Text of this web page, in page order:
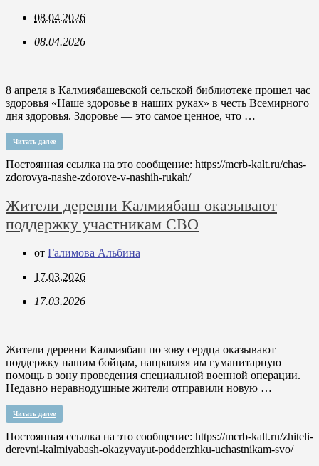
08.04.2026
08.04.2026
8 апреля в Калмиябашевской сельской библиотеке прошел час
здоровья «Наше здоровье в наших руках» в честь Всемирного
дня здоровья. Здоровье — это самое ценное, что …
Читать далее
Постоянная ссылка на это сообщение: https://mcrb-kalt.ru/chas-
zdorovya-nashe-zdorove-v-nashih-rukah/
Жители деревни Калмиябаш оказывают
поддержку участникам СВО
от Галимова Альбина
17.03.2026
17.03.2026
Жители деревни Калмиябаш по зову сердца оказывают
поддержку нашим бойцам, направляя им гуманитарную
помощь в зону проведения специальной военной операции.
Недавно неравнодушные жители отправили новую …
Читать далее
Постоянная ссылка на это сообщение: https://mcrb-kalt.ru/zhiteli-
derevni-kalmiyabash-okazyvayut-podderzhku-uchastnikam-svo/